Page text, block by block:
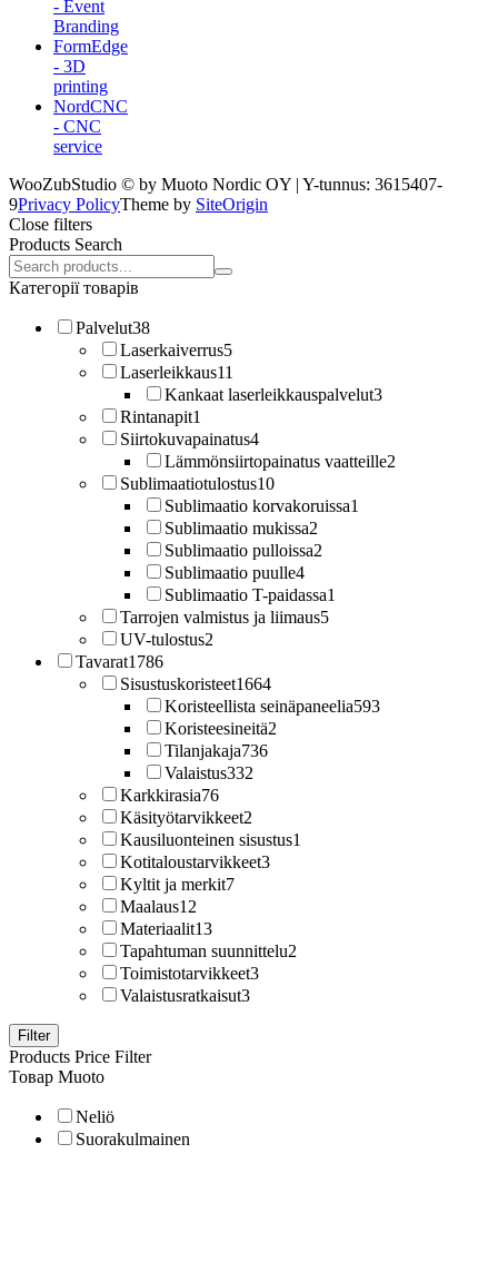
- Event
Branding
FormEdge
- 3D
printing
NordCNC
- CNC
service
WooZubStudio © by Muoto Nordic OY | Y-tunnus: 3615407-
9Privacy PolicyTheme by SiteOrigin
Close filters
Products Search
Search
products:
Категорії товарів
Palvelut38
Laserkaiverrus5
Laserleikkaus11
Kankaat laserleikkauspalvelut3
Rintanapit1
Siirtokuvapainatus4
Lämmönsiirtopainatus vaatteille2
Sublimaatiotulostus10
Sublimaatio korvakoruissa1
Sublimaatio mukissa2
Sublimaatio pulloissa2
Sublimaatio puulle4
Sublimaatio T-paidassa1
Tarrojen valmistus ja liimaus5
UV-tulostus2
Tavarat1786
Sisustuskoristeet1664
Koristeellista seinäpaneelia593
Koristeesineitä2
Tilanjakaja736
Valaistus332
Karkkirasia76
Käsityötarvikkeet2
Kausiluonteinen sisustus1
Kotitaloustarvikkeet3
Kyltit ja merkit7
Maalaus12
Materiaalit13
Tapahtuman suunnittelu2
Toimistotarvikkeet3
Valaistusratkaisut3
Filter
Products Price Filter
Товар Muoto
Neliö
Suorakulmainen